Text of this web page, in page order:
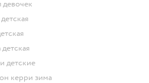
девочек
детская
детские
керри зима